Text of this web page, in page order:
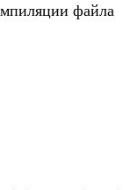
файла